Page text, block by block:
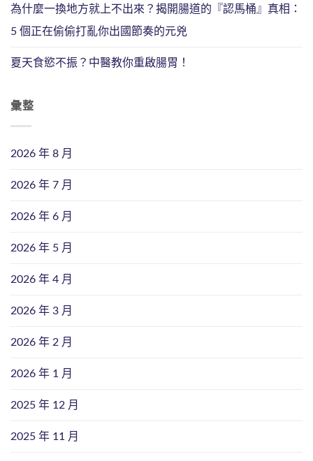
為什麼一換地方就上不出來？揭開腸道的『認馬桶』真相：
5 個正在偷偷打亂你出國節奏的元兇
夏天食慾不振？中醫教你重啟腸胃！
彙整
2026 年 8 月
2026 年 7 月
2026 年 6 月
2026 年 5 月
2026 年 4 月
2026 年 3 月
2026 年 2 月
2026 年 1 月
2025 年 12 月
2025 年 11 月